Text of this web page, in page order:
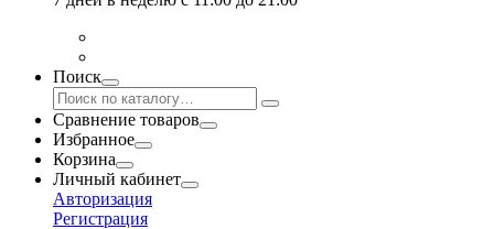
Поиск
Сравнение товаров
Избранное
Корзина
Личный кабинет
Авторизация
Регистрация